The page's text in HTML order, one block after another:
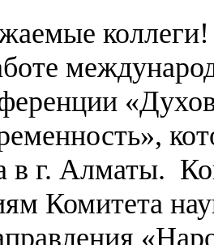
в г. Алматы.
Комитета